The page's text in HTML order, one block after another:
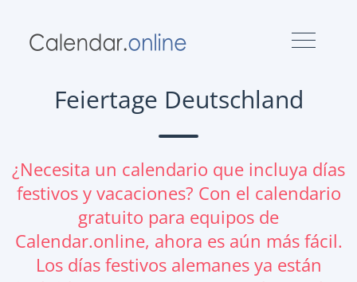
Feiertage Deutschland
¿Necesita un calendario que incluya días
festivos y vacaciones? Con el calendario
gratuito para equipos de
Calendar.online, ahora es aún más fácil.
Los días festivos alemanes ya están